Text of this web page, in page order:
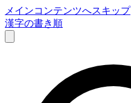
メインコンテンツへスキップ
漢字の書き順